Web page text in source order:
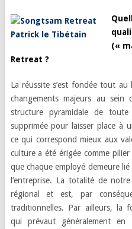
(«
Retreat ?
La réussite s’est fondée tout
changements majeurs au
structure pyramidale de
supprimée pour laisser place à
ce qui correspond mieux aux
culture a été érigée comme
que chaque employé demeure
l’entreprise. La totalité de
régional et est, par
traditionnelles. Par ailleurs, la
qui prévaut généralement en